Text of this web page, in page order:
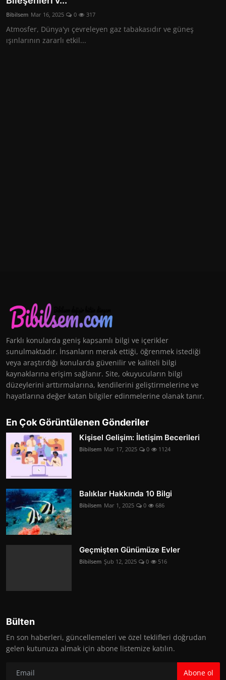
Seyahat
Bibilsem Mar 16, 2025 0 317
Atmosfer, Dünya'yı çevreleyen gaz tabakasıdır ve güneş
ışınlarının zararlı etkil...
Farklı konularda geniş kapsamlı bilgi ve içerikler
sunulmaktadır. İnsanların merak ettiği, öğrenmek istediği
veya araştırdığı konularda güvenilir ve kaliteli bilgi
kaynaklarına erişim sağlanır. Site, okuyucuların bilgi
düzeylerini arttırmalarına, kendilerini geliştirmelerine ve
hayatlarına değer katan bilgiler edinmelerine olanak tanır.
En Çok Görüntülenen Gönderiler
Kişisel Gelişim: İletişim Becerileri
Bibilsem Mar 17, 2025 0 1124
Balıklar Hakkında 10 Bilgi
Bibilsem Mar 1, 2025 0 686
Geçmişten Günümüze Evler
Bibilsem Şub 12, 2025 0 516
Bülten
En son haberleri, güncellemeleri ve özel teklifleri doğrudan
gelen kutunuza almak için abone listemize katılın.
Abone ol